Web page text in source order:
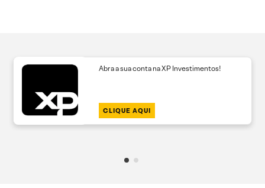
Abra a sua conta na XP Investimentos!
CLIQUE AQUI